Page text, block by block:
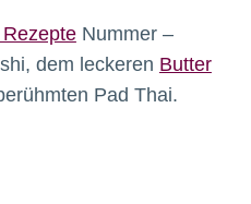
Nummer –
dem leckeren Butter
Pad Thai.